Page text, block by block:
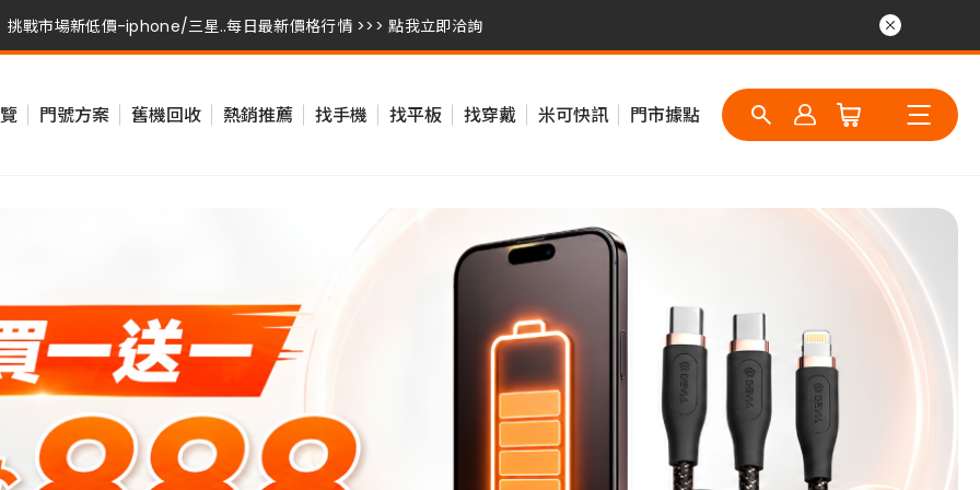
挑戰市場新低價-iphone/三星..每日最新價格行情 >>> 點我立即洽詢
挑戰市場新低價-iphone/三星..每日最新價格行情 >>> 點我立即洽詢
門號方案 舊機回收 熱銷推薦 找手機 找平板 找穿戴 米可快訊 門市據點